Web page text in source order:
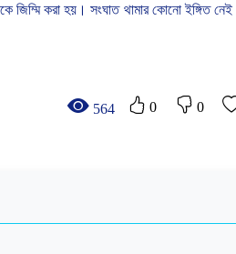
জিম্মি করা হয়। সংঘাত থামার কোনো ইঙ্গিত নেই
564 0 0